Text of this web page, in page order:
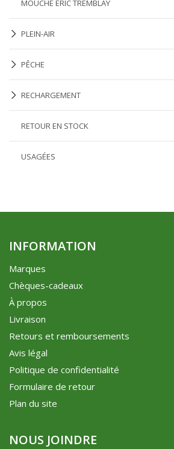
MOUCHE ERIC TREMBLAY
PLEIN-AIR
PÊCHE
RECHARGEMENT
RETOUR EN STOCK
USAGÉES
INFORMATION
Marques
Chèques-cadeaux
À propos
Livraison
Retours et remboursements
Avis légal
Politique de confidentialité
Formulaire de retour
Plan du site
NOUS JOINDRE